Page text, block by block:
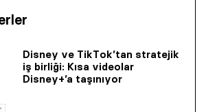
Disney ve TikTok’tan stratejik
iş birliği: Kısa videolar
Disney+’a taşınıyor